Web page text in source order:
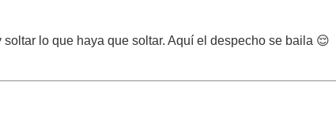
lo que haya que soltar. Aquí el despecho se baila 😌